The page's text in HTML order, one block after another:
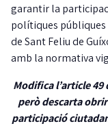
garantir la
polítiques públiques
de Sant Feliu de
amb la normativa
Modifica l’article
però descarta
participació